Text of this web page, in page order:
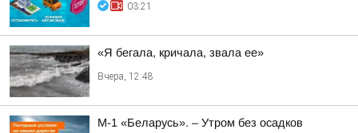
03:21
«Я бегала, кричала, звала ее»
Вчера, 12:48
М-1 «Беларусь». – Утром без осадков